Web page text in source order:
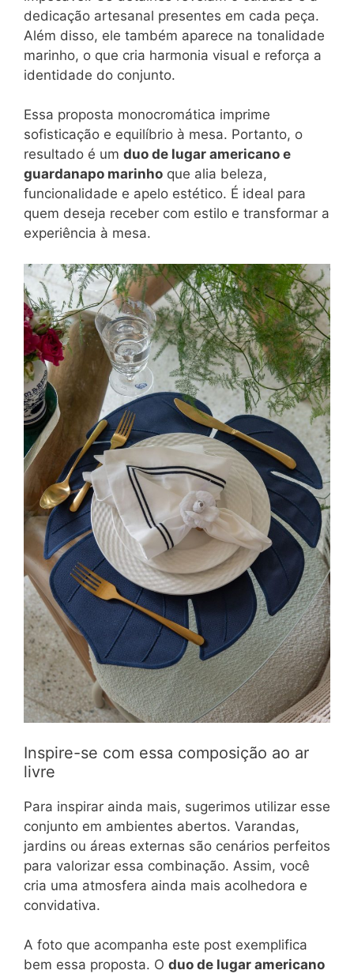
dedicação artesanal presentes em cada peça.
Além disso, ele também aparece na tonalidade
marinho, o que cria harmonia visual e reforça a
identidade do conjunto.
Essa proposta monocromática imprime
sofisticação e equilíbrio à mesa. Portanto, o
resultado é um duo de lugar americano e
guardanapo marinho que alia beleza,
funcionalidade e apelo estético. É ideal para
quem deseja receber com estilo e transformar a
experiência à mesa.
Inspire-se com essa composição ao ar
livre
Para inspirar ainda mais, sugerimos utilizar esse
conjunto em ambientes abertos. Varandas,
jardins ou áreas externas são cenários perfeitos
para valorizar essa combinação. Assim, você
cria uma atmosfera ainda mais acolhedora e
convidativa.
A foto que acompanha este post exemplifica
bem essa proposta. O duo de lugar americano